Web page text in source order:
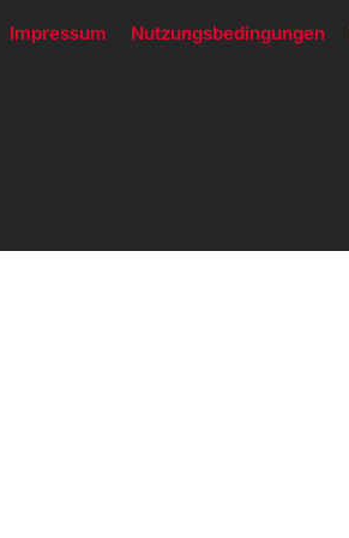
Impressum Nutzungsbedingungen